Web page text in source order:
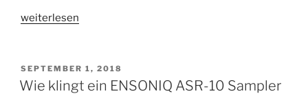
„ENSONIQ
10
–
weiterlesen
VERÖFFENTLICHT
AM
SEPTEMBER 1, 2018
Wie klingt ein ENSONIQ ASR-10 Sampler